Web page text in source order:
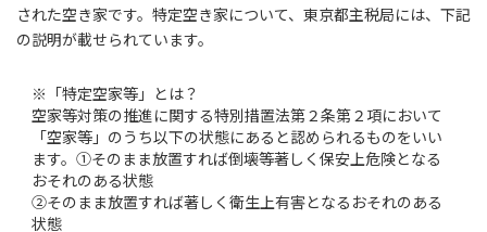
された空き家です。特定空き家について、東京都主税局には、下記
の説明が載せられています。
※「特定空家等」とは？
空家等対策の推進に関する特別措置法第２条第２項において
「空家等」のうち以下の状態にあると認められるものをいい
ます。①そのまま放置すれば倒壊等著しく保安上危険となる
おそれのある状態
②そのまま放置すれば著しく衛生上有害となるおそれのある
状態